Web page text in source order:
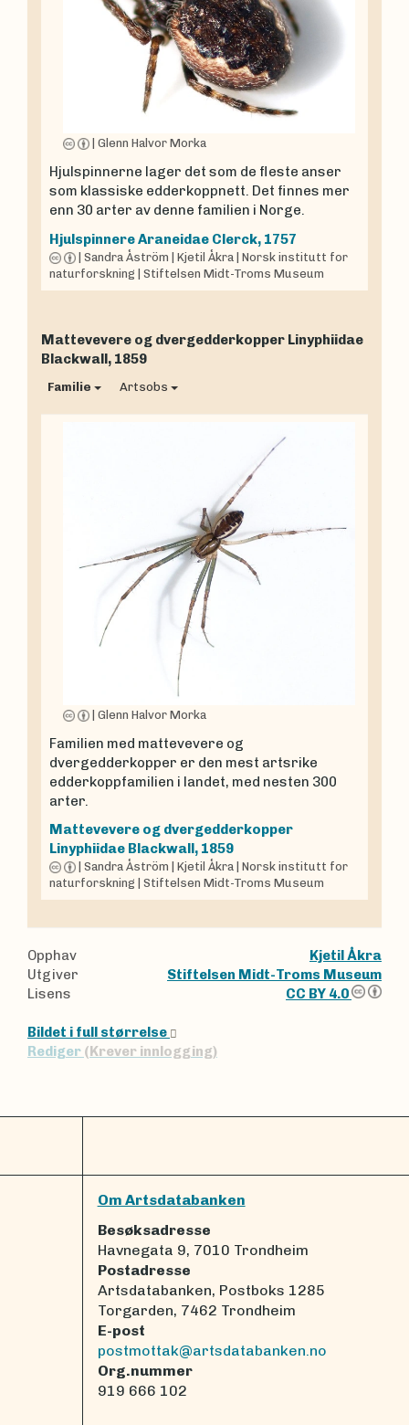
Glenn Halvor Morka
Hjulspinnerne lager det som de fleste anser
som klassiske edderkoppnett. Det finnes mer
enn 30 arter av denne familien i Norge.
HjulspinnereAraneidae Clerck, 1757
Sandra Åström Kjetil Åkra
Norsk institutt for
naturforskning
Stiftelsen Midt-Troms Museum
Mattevevere og dvergedderkopper Linyphiidae
Blackwall, 1859
Familie Artsobs
Glenn Halvor Morka
Familien med mattevevere og
dvergedderkopper er den mest artsrike
edderkoppfamilien i landet, med nesten 300
arter.
Mattevevere og dvergedderkopper
Linyphiidae Blackwall, 1859
Sandra Åström Kjetil Åkra Norsk institutt for
naturforskning
Stiftelsen Midt-Troms Museum
Opphav
Kjetil Åkra
Utgiver
Stiftelsen Midt-Troms Museum
Lisens
CC BY 4.0
Bildet i full størrelse
Rediger (Krever innlogging)
Om Artsdatabanken
Besøksadresse
Havnegata 9, 7010 Trondheim
Postadresse
Artsdatabanken, Postboks 1285
Torgarden, 7462 Trondheim
E-post
postmottak@artsdatabanken.no
Org.nummer
919 666 102